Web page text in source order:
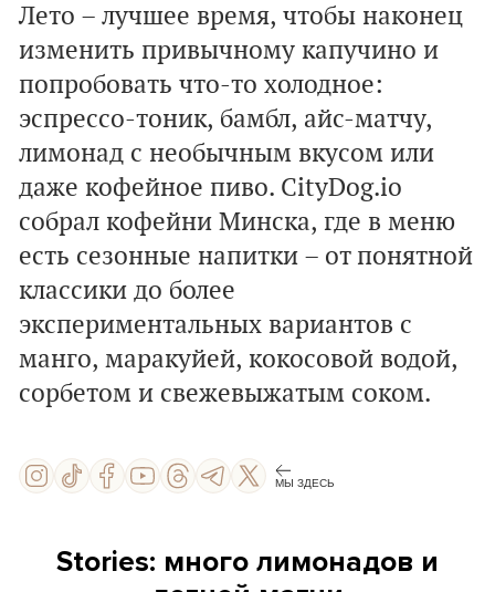
Лето – лучшее время, чтобы наконец
изменить привычному капучино и
попробовать что-то холодное:
эспрессо-тоник, бамбл, айс-матчу,
лимонад с необычным вкусом или
даже кофейное пиво. СityDog.io
собрал кофейни Минска, где в меню
есть сезонные напитки – от понятной
классики до более
экспериментальных вариантов с
манго, маракуйей, кокосовой водой,
сорбетом и свежевыжатым соком.
МЫ ЗДЕСЬ
Stories: много лимонадов и